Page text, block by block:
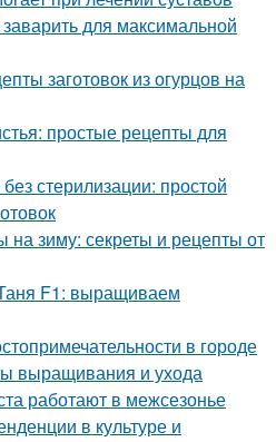
заварить для максимальной
заготовок из огурцов на
простые рецепты для
стерилизации: простой
зиму: секреты и рецепты от
F1: выращиваем
в городе
выращивания и ухода
работают в межсезонье
в культуре и